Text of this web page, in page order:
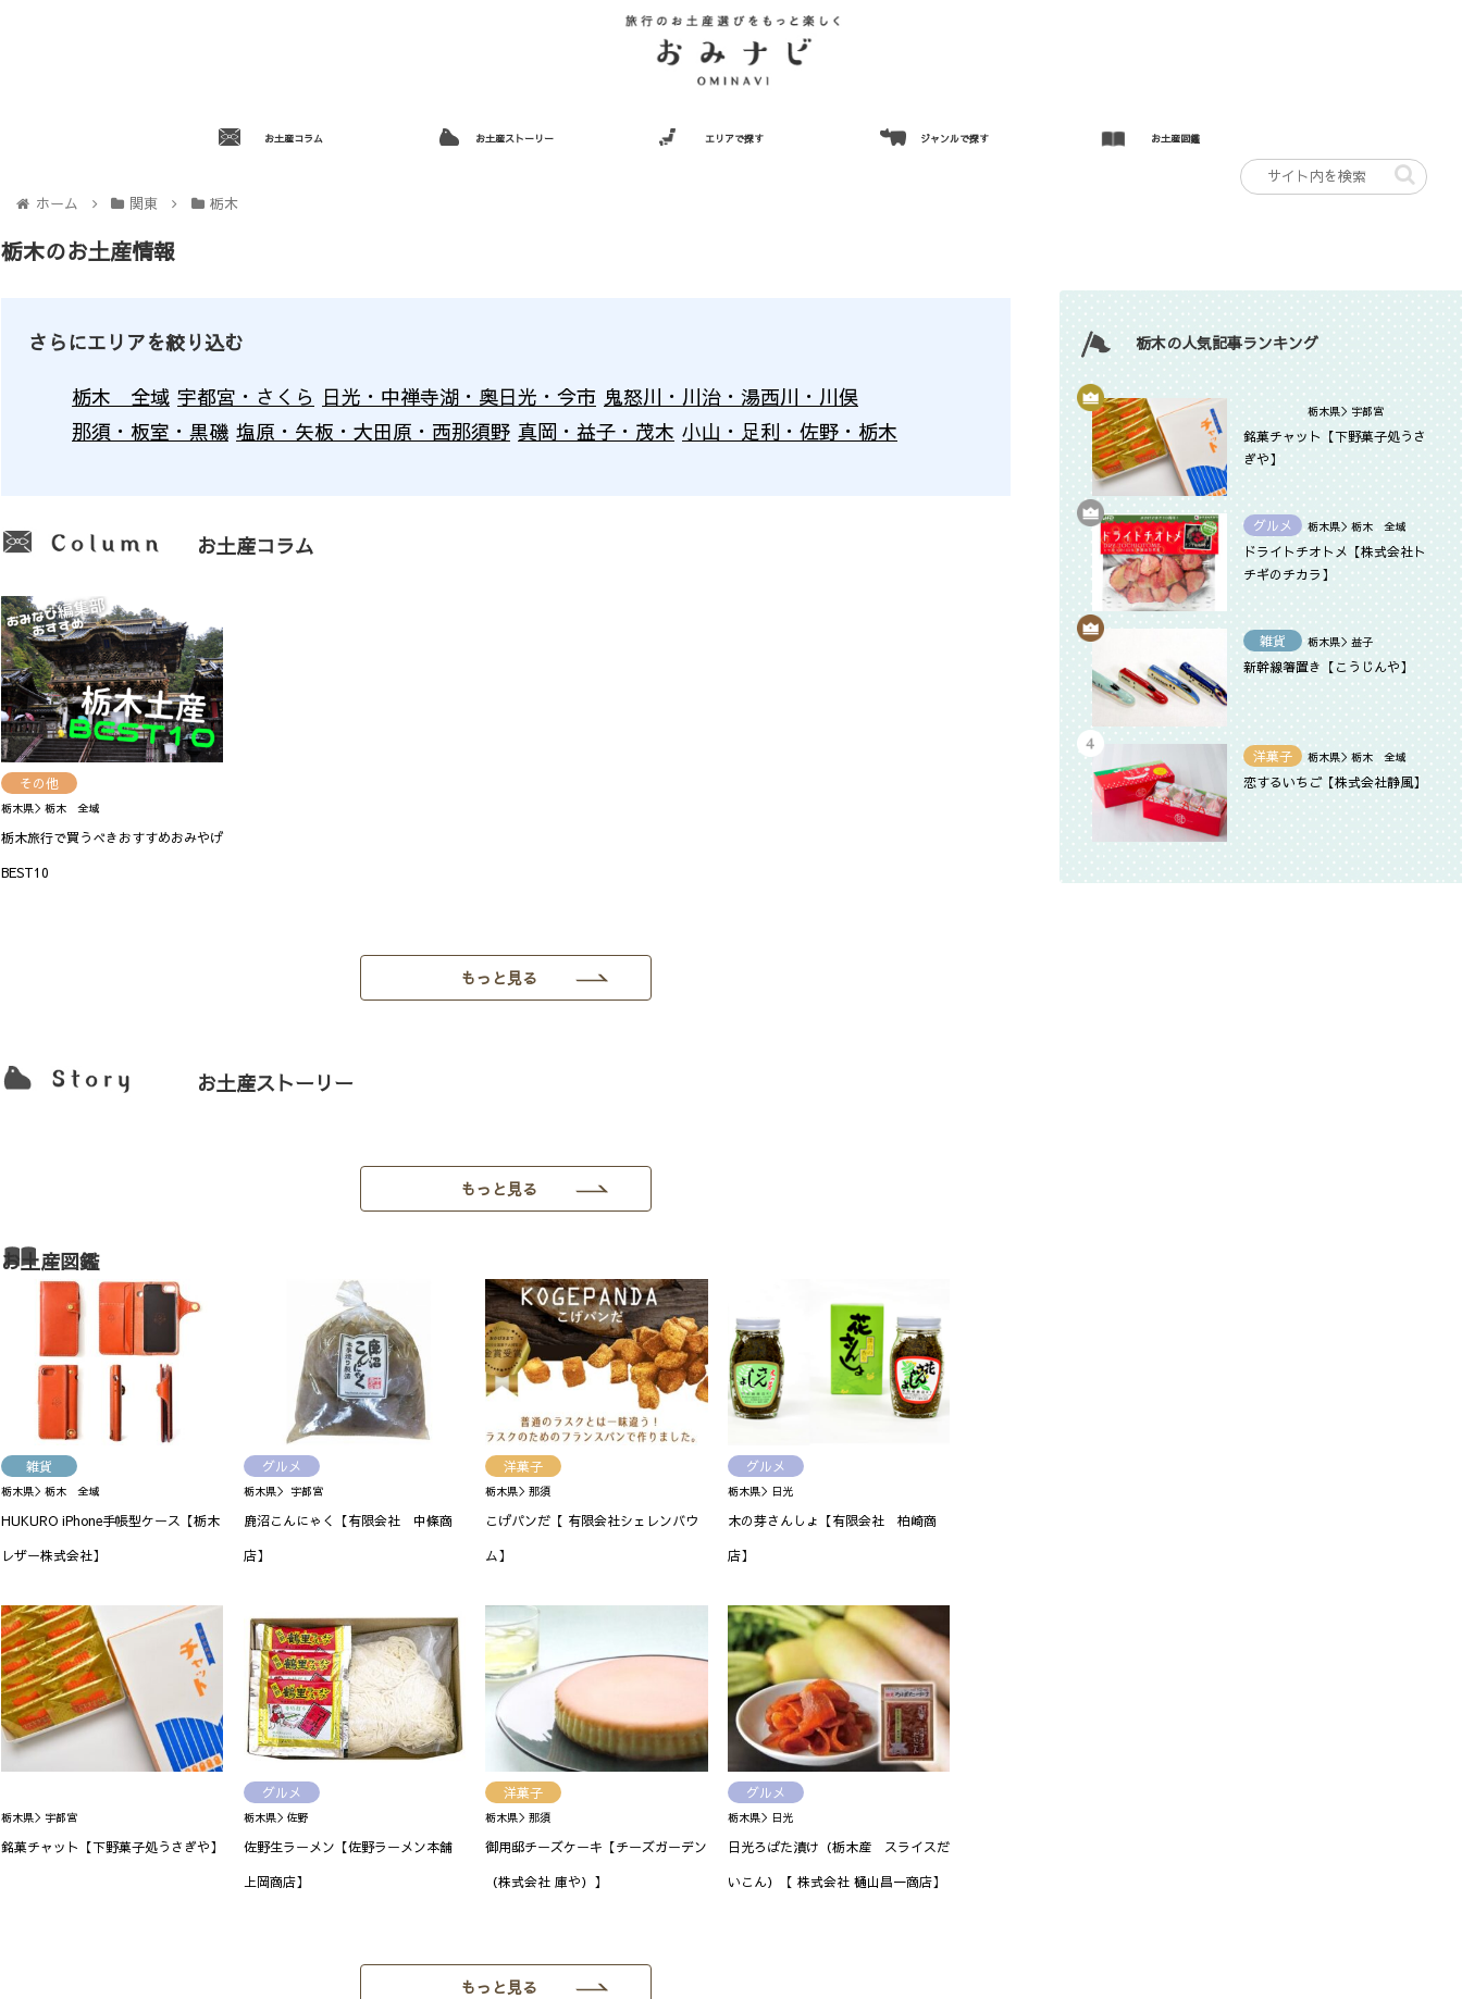
お土産コラム お土産ストーリー エリアで探す ジャンルで探す お土産図鑑
ホーム 関東 栃木
栃木のお土産情報
さらにエリアを絞り込む
栃木 全域 宇都宮・さくら 日光・中禅寺湖・奥日光・今市 鬼怒川・川治・湯西川・川俣
那須・板室・黒磯 塩原・矢板・大田原・西那須野 真岡・益子・茂木 小山・足利・佐野・栃木
お土産コラム
その他
栃木県＞栃木 全域
栃木旅行で買うべきおすすめおみやげ
BEST10
もっと見る
お土産ストーリー
もっと見る
お土産図鑑
雑貨
栃木県＞栃木 全域
HUKURO iPhone手帳型ケース【栃木
レザー株式会社】
グルメ
栃木県＞ 宇都宮
鹿沼こんにゃく【有限会社 中條商
店】
洋菓子
栃木県＞那須
こげパンだ【 有限会社シェレンバウ
ム】
グルメ
栃木県＞日光
木の芽さんしょ【有限会社 柏崎商
店】
栃木県＞宇都宮
銘菓チャット【下野菓子処うさぎや】
グルメ
栃木県＞佐野
佐野生ラーメン【佐野ラーメン本舗
上岡商店】
洋菓子
栃木県＞那須
御用邸チーズケーキ【チーズガーデン
（株式会社 庫や）】
グルメ
栃木県＞日光
日光ろばた漬け（栃木産 スライスだ
いこん）【 株式会社 樋山昌一商店】
もっと見る
栃木の人気記事ランキング
栃木県＞宇都宮
銘菓チャット【下野菓子処うさ
ぎや】
グルメ 栃木県＞栃木 全域
ドライトチオトメ【株式会社ト
チギのチカラ】
雑貨 栃木県＞益子
新幹線箸置き【こうじんや】
洋菓子 栃木県＞栃木 全域
恋するいちご【株式会社静風】